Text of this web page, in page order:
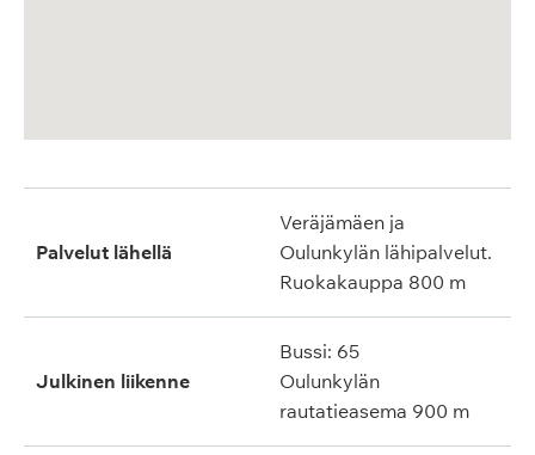
Palvelut lähellä
Veräjämäen ja
Oulunkylän lähipalvelut.
Ruokakauppa 800 m
Julkinen liikenne
Bussi: 65
Oulunkylän
rautatieasema 900 m